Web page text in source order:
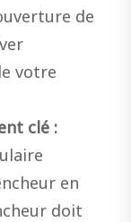
de
votre
clé :
en
doit